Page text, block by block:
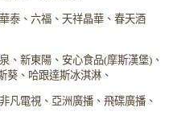
泰、六福、天祥晶華、春天酒
、新東陽、安心食品(摩斯漢堡)、
葵、哈跟達斯冰淇淋、
凡電視、亞洲廣播、飛碟廣播、